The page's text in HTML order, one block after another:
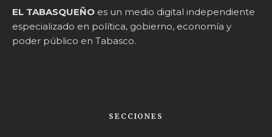
EL TABASQUEÑO es un medio digital independiente
especializado en política, gobierno, economía y
poder público en Tabasco.
SECCIONES